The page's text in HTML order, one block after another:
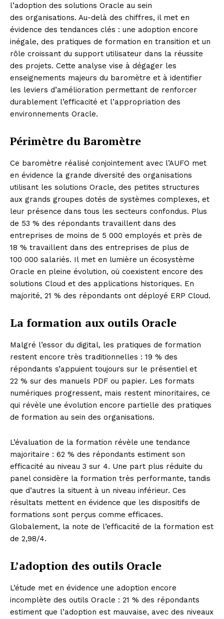
l’adoption des solutions Oracle au sein
des organisations. Au-delà des chiffres, il met en
évidence des tendances clés : une adoption encore
inégale, des pratiques de formation en transition et un
rôle croissant du support utilisateur dans la réussite
des projets. Cette analyse vise à dégager les
enseignements majeurs du baromètre et à identifier
les leviers d’amélioration permettant de renforcer
durablement l’efficacité et l’appropriation des
environnements Oracle.
Périmètre du Baromètre
Ce baromètre réalisé conjointement avec l’AUFO met
en évidence la grande diversité des organisations
utilisant les solutions Oracle, des petites structures
aux grands groupes dotés de systèmes complexes, et
leur présence dans tous les secteurs confondus. Plus
de 53 % des répondants travaillent dans des
entreprises de moins de 5 000 employés et près de
18 % travaillent dans des entreprises de plus de
100 000 salariés. Il met en lumière un écosystème
Oracle en pleine évolution, où coexistent encore des
solutions Cloud et des applications historiques. En
majorité, 21 % des répondants ont déployé ERP Cloud.
La formation aux outils Oracle
Malgré l’essor du digital, les pratiques de formation
restent encore très traditionnelles : 19 % des
répondants s’appuient toujours sur le présentiel et
22 % sur des manuels PDF ou papier. Les formats
numériques progressent, mais restent minoritaires, ce
qui révèle une évolution encore partielle des pratiques
de formation au sein des organisations.
L’évaluation de la formation révèle une tendance
majoritaire : 62 % des répondants estiment son
efficacité au niveau 3 sur 4. Une part plus réduite du
panel considère la formation très performante, tandis
que d’autres la situent à un niveau inférieur. Ces
résultats mettent en évidence que les dispositifs de
formations sont perçus comme efficaces.
Globalement, la note de l’efficacité de la formation est
de 2,98/4.
L’adoption des outils Oracle
L’étude met en évidence une adoption encore
incomplète des outils Oracle : 21 % des répondants
estiment que l’adoption est mauvaise, avec des niveaux